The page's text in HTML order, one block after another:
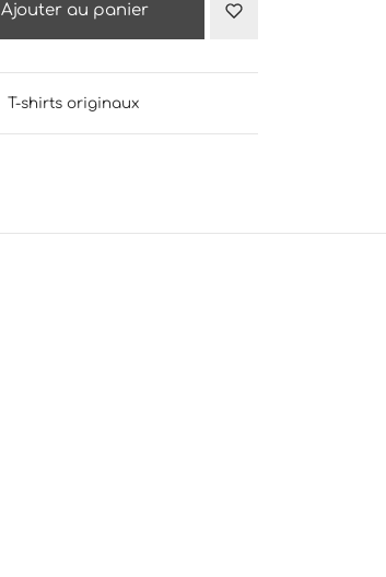
Ajouter au panier
T-shirts originaux